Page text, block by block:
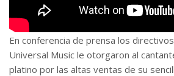
En conferencia de prensa los
Universal Music le otorgaron al
platino por las altas ventas de su